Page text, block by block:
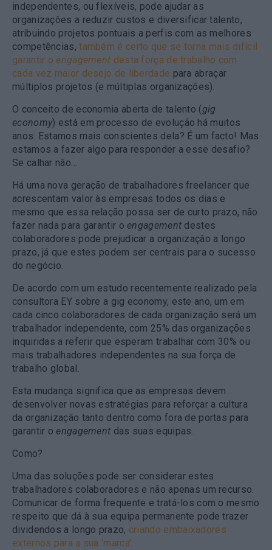
independentes, ou flexíveis, pode ajudar as
organizações a reduzir custos e diversificar talento,
atribuindo projetos pontuais a perfis com as melhores
competências,também é certo que se torna mais difícil
garantir o engagement desta força de trabalho com
cada vez maior desejo de liberdade para abraçar
múltiplos projetos (e múltiplas organizações).
O conceito de economia aberta de talento (gig
economy) está em processo de evolução há muitos
anos. Estamos mais conscientes dela? É um facto! Mas
estamos a fazer algo para responder a esse desafio?
Se calhar não…
Há uma nova geração de trabalhadores freelancer que
acrescentam valor às empresas todos os dias e
mesmo que essa relação possa ser de curto prazo, não
fazer nada para garantir o engagement destes
colaboradores pode prejudicar a organização a longo
prazo, já que estes podem ser centrais para o sucesso
do negócio.
De acordo com um estudo recentemente realizado pela
consultora EY sobre a gig economy, este ano, um em
cada cinco colaboradores de cada organização será um
trabalhador independente, com 25% das organizações
inquiridas a referir que esperam trabalhar com 30% ou
mais trabalhadores independentes na sua força de
trabalho global.
Esta mudança significa que as empresas devem
desenvolver novas estratégias para reforçar a cultura
da organização tanto dentro como fora de portas para
garantir o engagement das suas equipas.
Como?
Uma das soluções pode ser considerar estes
trabalhadores colaboradores e não apenas um recurso.
Comunicar de forma frequente e tratá-los com o mesmo
respeito que dá à sua equipa permanente pode trazer
dividendos a longo prazo, criando embaixadores
externos para a sua ‘marca’.